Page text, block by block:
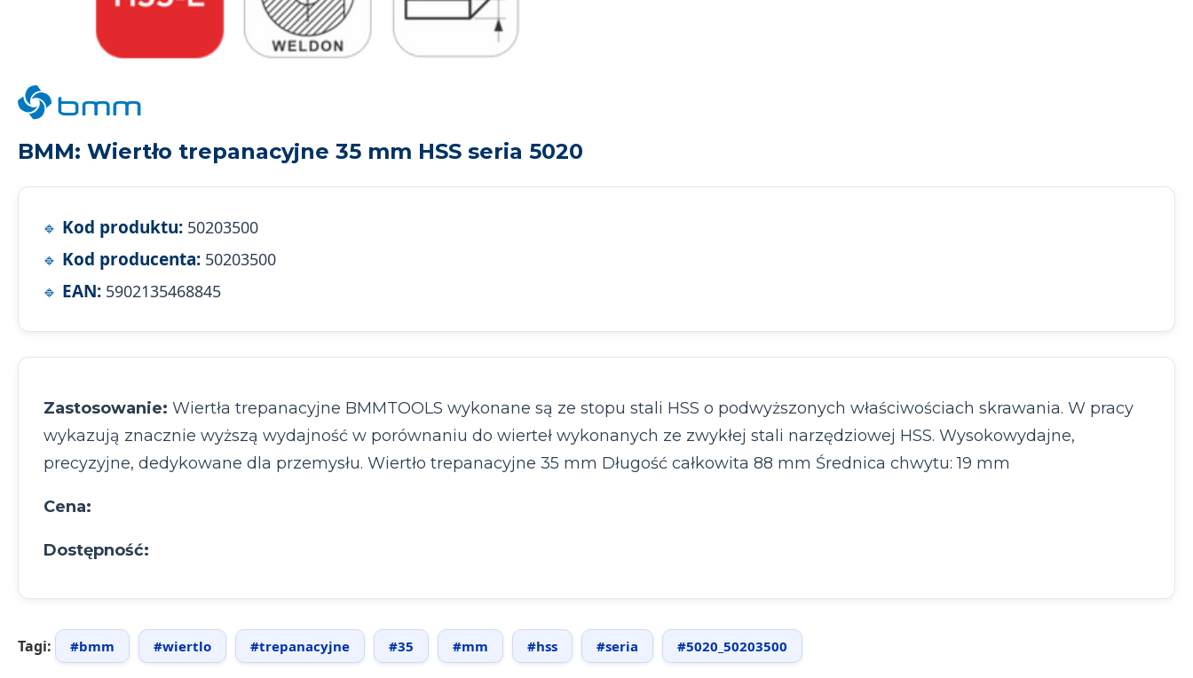
BMM: Wiertło trepanacyjne 35 mm HSS seria 5020
Kod produktu: 50203500
Kod producenta: 50203500
EAN: 5902135468845
Zastosowanie: Wiertła trepanacyjne BMMTOOLS wykonane są ze stopu stali HSS o podwyższonych właściwościach skrawania. W pracy
wykazują znacznie wyższą wydajność w porównaniu do wierteł wykonanych ze zwykłej stali narzędziowej HSS. Wysokowydajne,
precyzyjne, dedykowane dla przemysłu. Wiertło trepanacyjne 35 mm Długość całkowita 88 mm Średnica chwytu: 19 mm
Cena:
Dostępność:
Tagi: #bmm #wiertlo #trepanacyjne #35 #mm #hss #seria #5020_50203500